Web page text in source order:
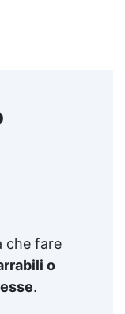
che fare
o
.